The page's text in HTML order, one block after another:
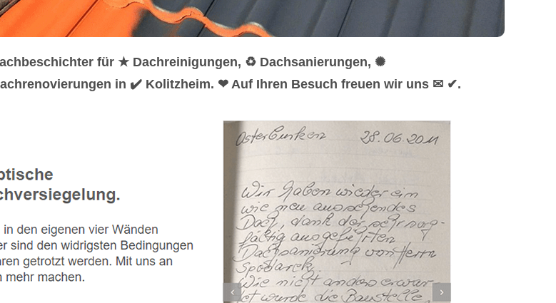
für ★ Dachreinigungen, ♻ Dachsanierungen, ✺
in ✔️ Kolitzheim. ❤ Auf Ihren Besuch freuen wir uns ✉ ✔.